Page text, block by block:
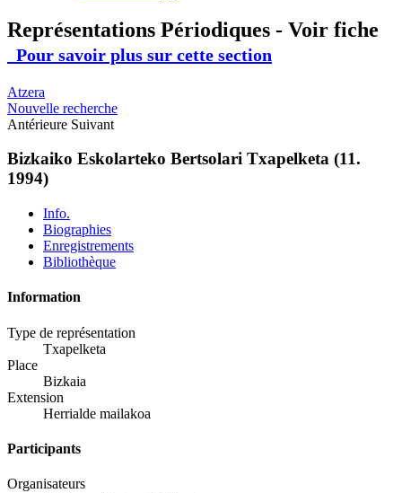
Représentations Périodiques - Voir fiche
Pour savoir plus sur cette section
Atzera
Nouvelle recherche
Antérieure Suivant
Bizkaiko Eskolarteko Bertsolari Txapelketa (11.
1994)
Info.
Biographies
Enregistrements
Bibliothèque
Information
Type de représentation
Txapelketa
Place
Bizkaia
Extension
Herrialde mailakoa
Participants
Organisateurs